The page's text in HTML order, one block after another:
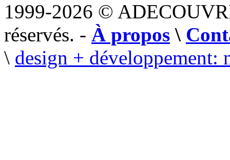
1999-2026 ©
réservés. - À propos \
\ design + développement: